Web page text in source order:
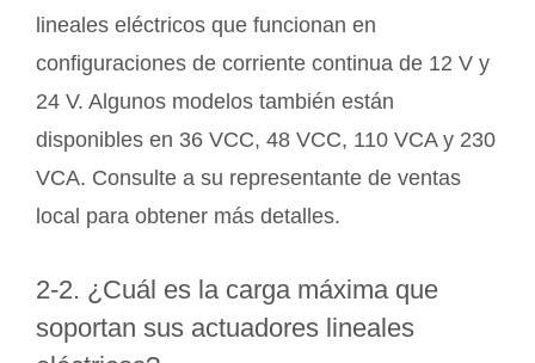
lineales eléctricos que funcionan en
configuraciones de corriente continua de 12 V y
24 V. Algunos modelos también están
disponibles en 36 VCC, 48 VCC, 110 VCA y 230
VCA. Consulte a su representante de ventas
local para obtener más detalles.
2-2. ¿Cuál es la carga máxima que
soportan sus actuadores lineales